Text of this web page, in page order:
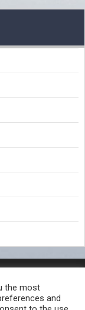
КАРАКТЕР
КОРИСНИ ЛИНКОВИ
the most
and